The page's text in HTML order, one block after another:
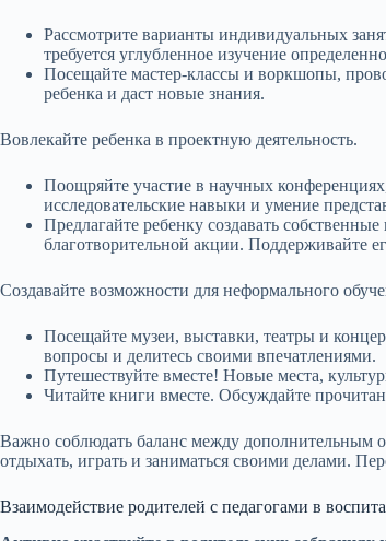
Рассмотрите варианты индивидуальных
требуется углубленное изучение
Посещайте мастер-классы и воркшопы,
ребенка и даст новые знания.
Вовлекайте ребенка в проектную деятельность.
Поощряйте участие в научных
исследовательские навыки и умение
Предлагайте ребенку создавать
благотворительной акции. Поддерживайте
Создавайте возможности для неформального
Посещайте музеи, выставки, театры и
вопросы и делитесь своими впечатлениями.
Путешествуйте вместе! Новые места,
Читайте книги вместе. Обсуждайте
Важно соблюдать баланс между дополнительным
отдыхать, играть и заниматься своими делами.
Взаимодействие родителей с педагогами в